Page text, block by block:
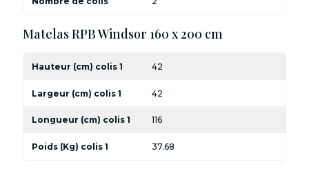
Matelas RPB Windsor 160 x 200 cm
Hauteur (cm) colis 1 42
Largeur (cm) colis 1 42
Longueur (cm) colis 1 116
Poids (Kg) colis 1 37.68